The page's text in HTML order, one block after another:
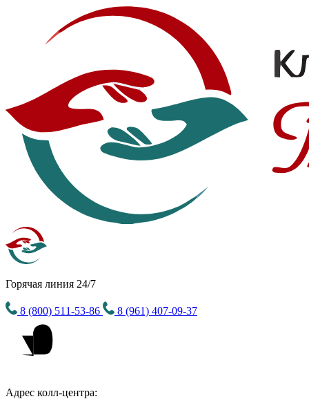
Горячая линия 24/7
8 (800) 511-53-86 8 (961) 407-09-37
Адрес колл-центра: